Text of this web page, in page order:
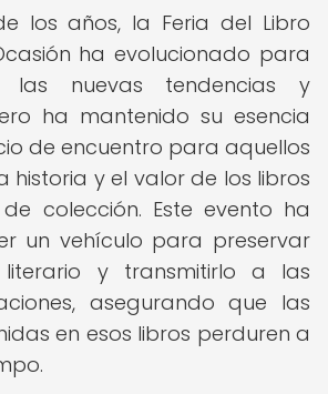
los años, la Feria del Libro
ha evolucionado para
nuevas tendencias y
ha mantenido su esencia
de encuentro para aquellos
historia y el valor de los libros
colección. Este evento ha
un vehículo para preservar
y transmitirlo a las
asegurando que las
en esos libros perduren a